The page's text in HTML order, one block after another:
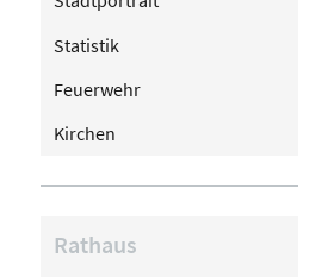
Statistik
Feuerwehr
Kirchen
Rathaus